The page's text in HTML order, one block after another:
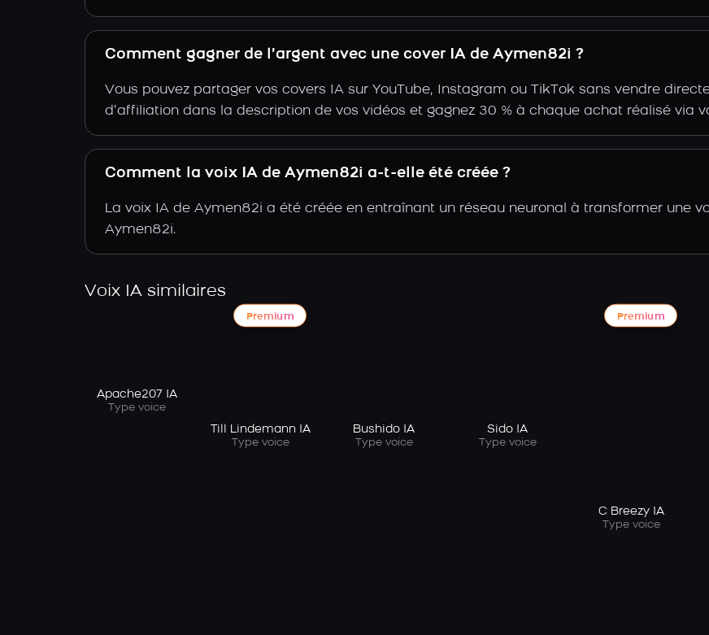
Comment gagner de l’argent avec une cover IA de Aymen82i ?
Vous pouvez partager vos covers IA sur YouTube, Instagram ou TikTok sans vendre
d’affiliation dans la description de vos vidéos et gagnez 30 % à chaque achat réalisé via
Comment la voix IA de Aymen82i a-t-elle été créée ?
La voix IA de Aymen82i a été créée en entraînant un réseau neuronal à transformer une
Aymen82i.
Voix IA similaires
Apache207 IA
Type voice
Premium
Till Lindemann IA
Type voice
Bushido IA
Type voice
Sido IA
Type voice
Premium
C Breezy IA
Type voice